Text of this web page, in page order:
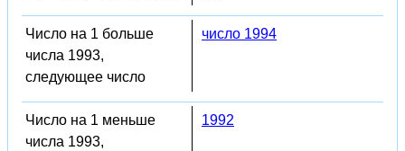
Число на 1 больше
числа 1993,
следующее число
число 1994
Число на 1 меньше
числа 1993,
1992